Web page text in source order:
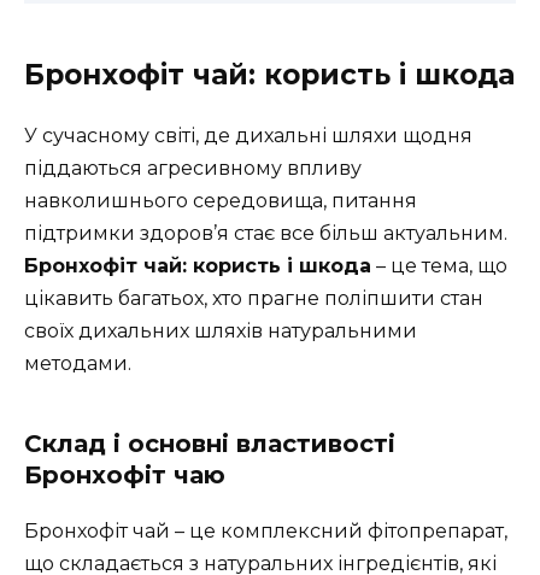
Бронхофіт чай: користь і шкода
У сучасному світі, де дихальні шляхи щодня
піддаються агресивному впливу
навколишнього середовища, питання
підтримки здоров’я стає все більш актуальним.
Бронхофіт чай: користь і шкода – це тема, що
цікавить багатьох, хто прагне поліпшити стан
своїх дихальних шляхів натуральними
методами.
Склад і основні властивості
Бронхофіт чаю
Бронхофіт чай – це комплексний фітопрепарат,
що складається з натуральних інгредієнтів, які